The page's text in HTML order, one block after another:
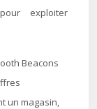
exploiter
Beacons
un magasin,